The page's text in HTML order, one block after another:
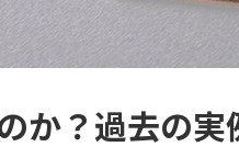
か？過去の実